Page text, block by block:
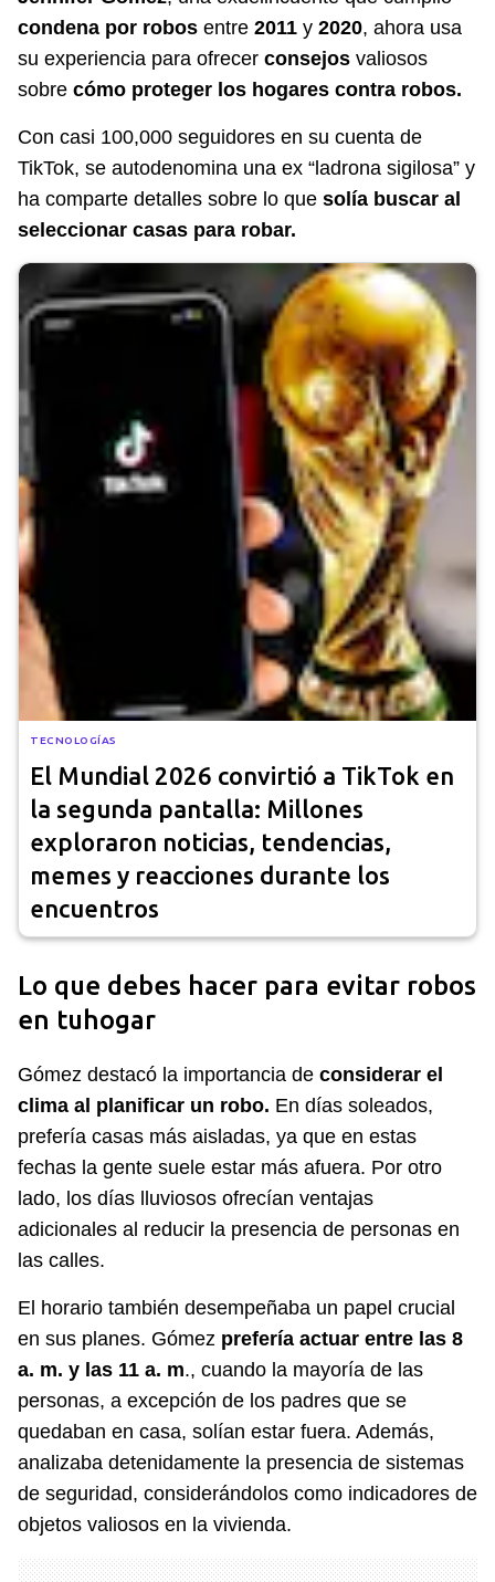
condena por robos entre 2011 y 2020, ahora usa
su experiencia para ofrecer consejos valiosos
sobre cómo proteger los hogares contra robos.
Con casi 100,000 seguidores en su cuenta de
TikTok, se autodenomina una ex “ladrona sigilosa” y
ha comparte detalles sobre lo que solía buscar al
seleccionar casas para robar.
TECNOLOGÍAS
El Mundial 2026 convirtió a TikTok en
la segunda pantalla: Millones
exploraron noticias, tendencias,
memes y reacciones durante los
encuentros
Lo que debes hacer para evitar robos
en tuhogar
Gómez destacó la importancia de considerar el
clima al planificar un robo. En días soleados,
prefería casas más aisladas, ya que en estas
fechas la gente suele estar más afuera. Por otro
lado, los días lluviosos ofrecían ventajas
adicionales al reducir la presencia de personas en
las calles.
El horario también desempeñaba un papel crucial
en sus planes. Gómez prefería actuar entre las 8
a. m. y las 11 a. m., cuando la mayoría de las
personas, a excepción de los padres que se
quedaban en casa, solían estar fuera. Además,
analizaba detenidamente la presencia de sistemas
de seguridad, considerándolos como indicadores de
objetos valiosos en la vivienda.